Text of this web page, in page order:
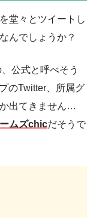
堂々とツイートし
んでしょうか？
公式と呼べそう
のTwitter、所属グ
か出てきません…
ムズchicだそうで